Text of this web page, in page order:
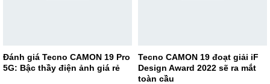
Đánh giá Tecno CAMON 19 Pro
5G: Bậc thầy điện ảnh giá rẻ
Tecno CAMON 19 đoạt giải iF
Design Award 2022 sẽ ra mắt
toàn cầu